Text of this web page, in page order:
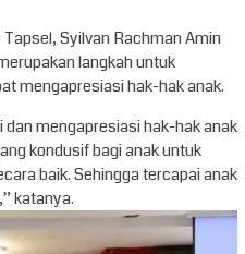
Syilvan Rachman Amin
langkah untuk
mengapresiasi hak-hak anak.
mengapresiasi hak-hak anak
kondusif bagi anak untuk
baik. Sehingga tercapai anak
katanya.